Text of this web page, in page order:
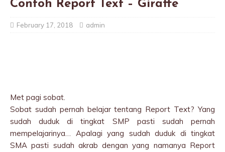
Contoh Report Text – Giraffe
February 17, 2018 admin
Met pagi sobat.
Sobat sudah pernah belajar tentang Report Text? Yang
sudah duduk di tingkat SMP pasti sudah pernah
mempelajarinya… Apalagi yang sudah duduk di tingkat
SMA pasti sudah akrab dengan yang namanya Report